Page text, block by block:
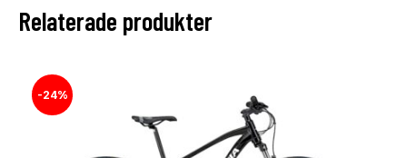
Relaterade produkter
-24%